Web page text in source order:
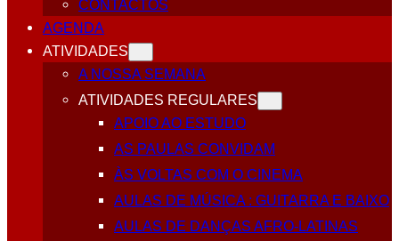
CONTACTOS
AGENDA
ATIVIDADES
A NOSSA SEMANA
ATIVIDADES REGULARES
APOIO AO ESTUDO
AS PAULAS CONVIDAM
ÀS VOLTAS COM O CINEMA
AULAS DE MÚSICA : GUITARRA E BAIXO
AULAS DE DANÇAS AFRO-LATINAS